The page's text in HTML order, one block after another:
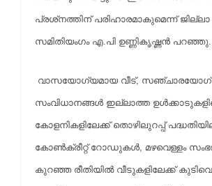
പ്രശ്‌നത്തിന് പരിഹാരമാകുമെന്ന്
സമിതിയംഗം എ.പി ഉണ്ണികൃഷ്ണന്‍ പറഞ്ഞു.
വാസയോഗ്യമായ വീട്,
സംവിധാനങ്ങള്‍ ഇല്ലാത്ത
കോളനികളിലേക്ക് തൊഴിലുറപ്പ്
കോണ്‍ക്രീറ്റ് റോഡുകള്‍, മഴവെള്ളം
കുറഞ്ഞ രീതിയില്‍ വീടുകളിലേക്ക്